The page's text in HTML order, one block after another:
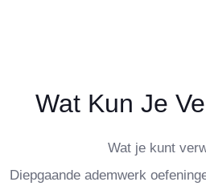
Wat Kun Je
Wat je kunt
Diepgaande ademwerk